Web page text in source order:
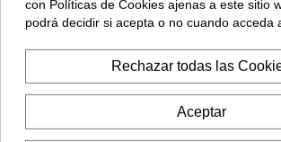
Los clientes que
producto también
con Políticas de Cookies ajenas a este sitio
podrá decidir si acepta o no cuando acceda
Rechazar todas las
Aceptar